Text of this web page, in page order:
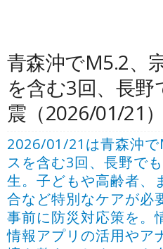
青森沖でM5.2、
を含む3回、長
震（2026/01/21）
2026/01/21は青森沖
スを含む3回、長野で
生。子どもや高齢者、
合など特別なケアが必
事前に防災対応策を。
情報アプリの活用やア